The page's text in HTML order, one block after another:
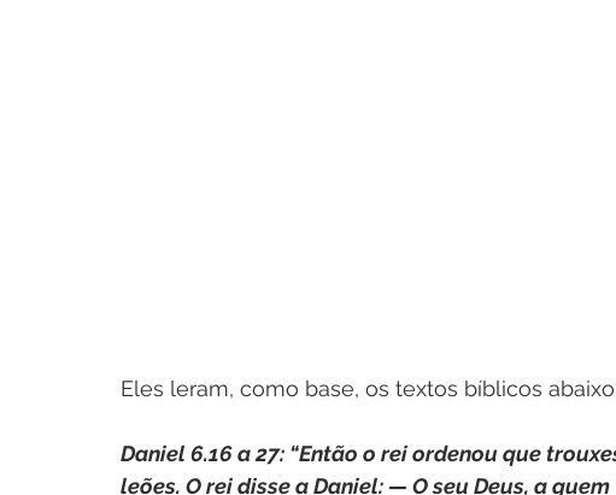
Eles leram, como base, os textos bíblicos
Daniel 6.16 a 27: “Então o rei ordenou que
leões. O rei disse a Daniel: — O seu Deus, a